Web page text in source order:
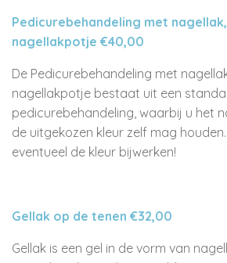
Pedicurebehandeling met
nagellakpotje €40,00
De Pedicurebehandeling met
nagellakpotje bestaat uit een
pedicurebehandeling, waarbij u het
de uitgekozen kleur zelf mag
eventueel de kleur bijwerken!
Gellak op de tenen €32,00
Gellak is een gel in de vorm van